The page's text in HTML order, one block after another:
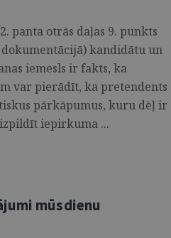
panta otrās daļas 9. punkts
kandidātu un
iemesls ir fakts, ka
var pierādīt, ka pretendents
pārkāpumus, kuru dēļ ir
iepirkuma ...
mūsdienu